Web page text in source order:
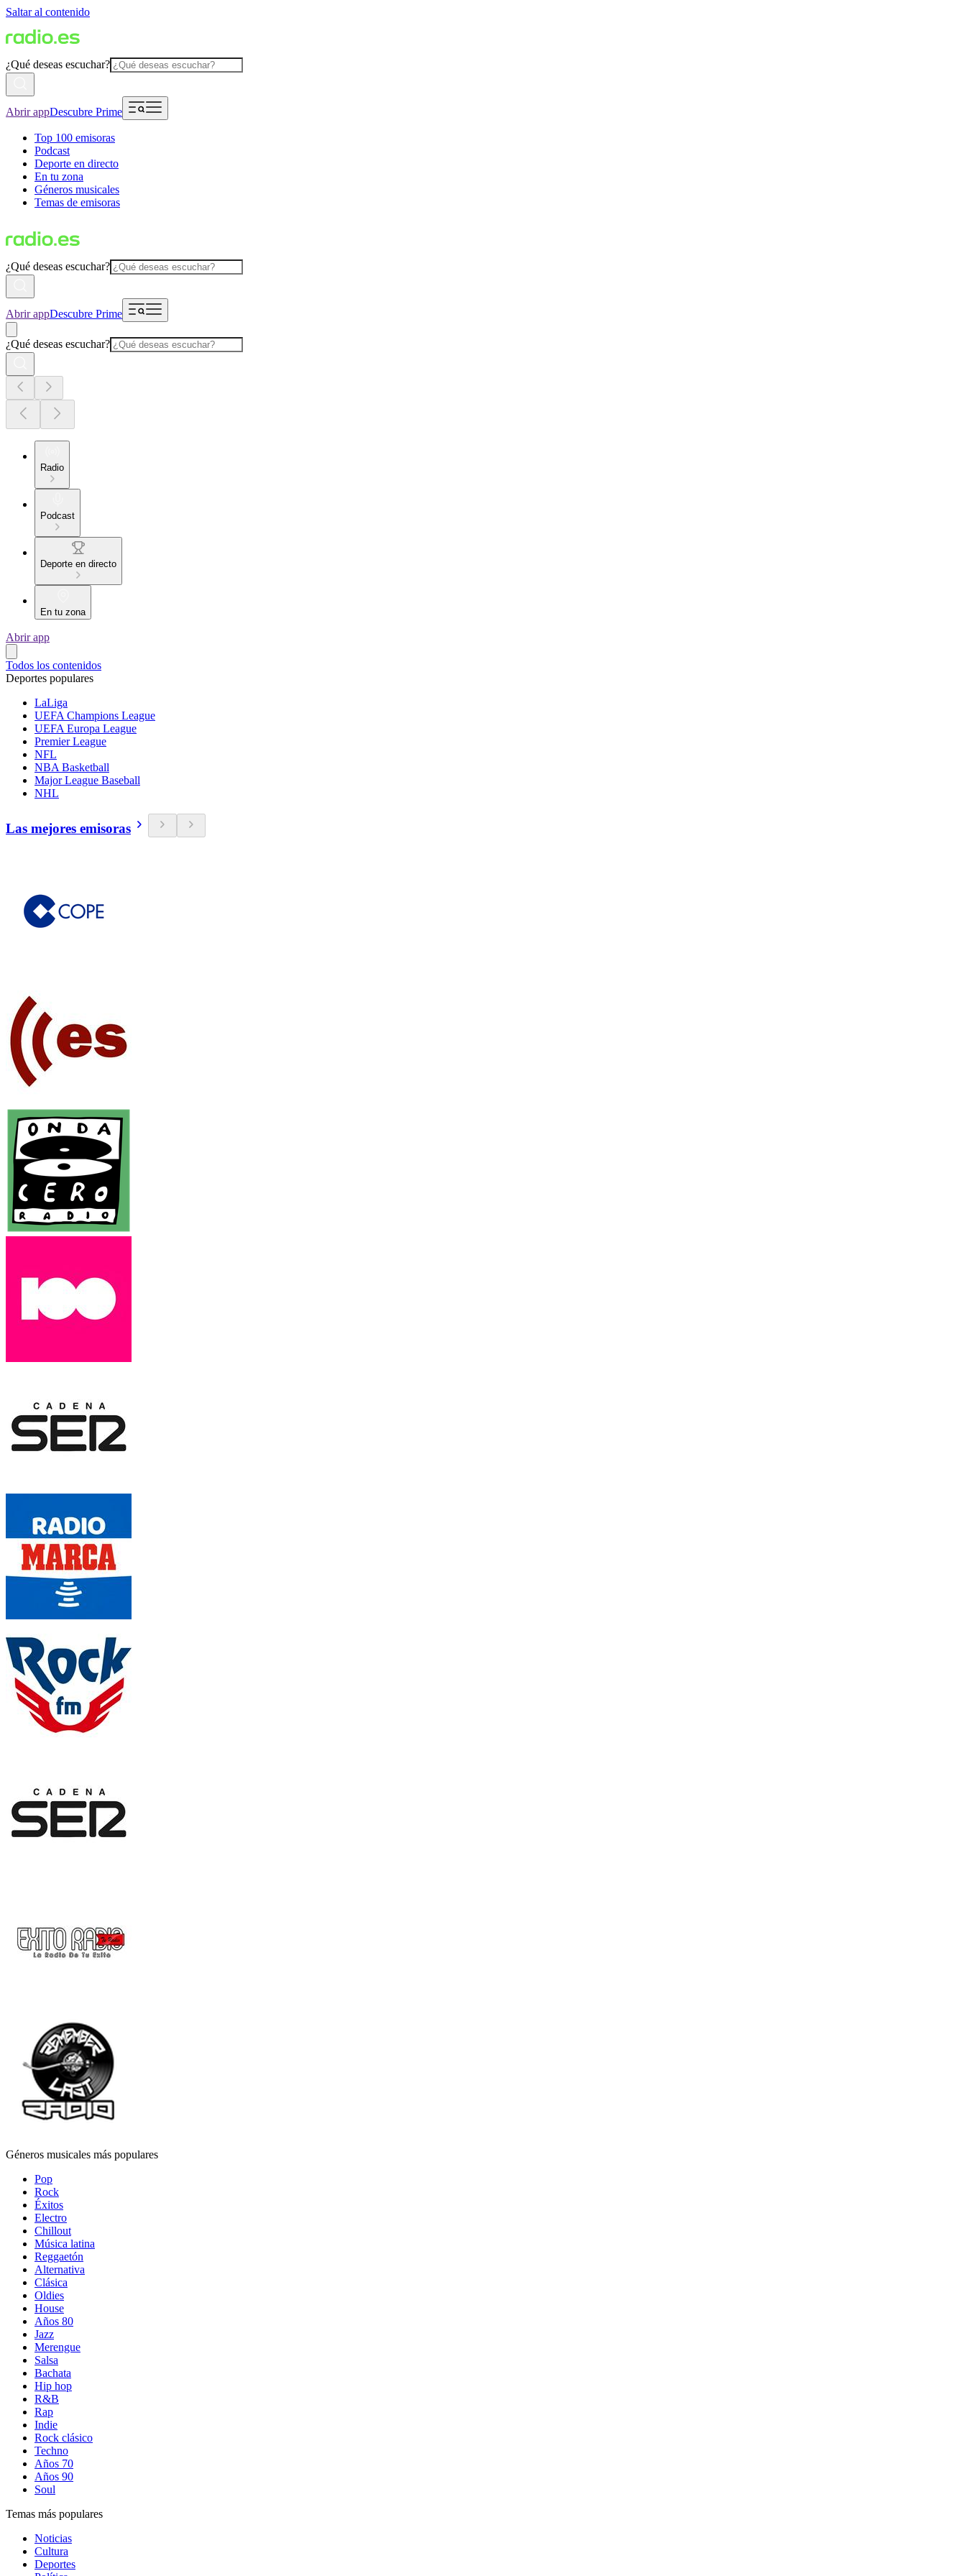
Saltar al contenido
¿Qué deseas escuchar?
Abrir appDescubre Prime
Top 100 emisoras
Podcast
Deporte en directo
En tu zona
Géneros musicales
Temas de emisoras
¿Qué deseas escuchar?
Abrir appDescubre Prime
¿Qué deseas escuchar?
Radio
Podcast
Deporte en directo
En tu zona
Abrir app
Todos los contenidos
Deportes populares
LaLiga
UEFA Champions League
UEFA Europa League
Premier League
NFL
NBA Basketball
Major League Baseball
NHL
Las mejores emisoras
Géneros musicales más populares
Pop
Rock
Éxitos
Electro
Chillout
Música latina
Reggaetón
Alternativa
Clásica
Oldies
House
Años 80
Jazz
Merengue
Salsa
Bachata
Hip hop
R&B
Rap
Indie
Rock clásico
Techno
Años 70
Años 90
Soul
Temas más populares
Noticias
Cultura
Deportes